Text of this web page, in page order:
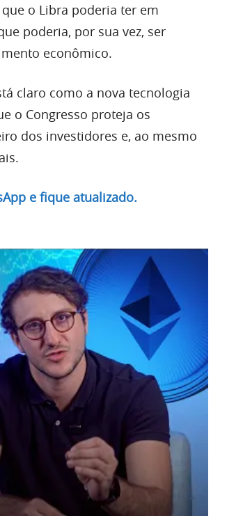
o Libra poderia ter em
poderia, por sua vez, ser
econômico.
claro como a nova tecnologia
o Congresso proteja os
dos investidores e, ao mesmo
e fique atualizado.